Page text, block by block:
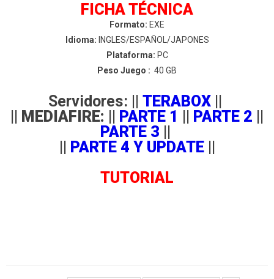
FICHA TÉCNICA
Formato: EXE
Idioma: INGLES/ESPAÑOL/JAPONES
Plataforma: PC
Peso Juego : 40 GB
Servidores: || TERABOX
|| MEDIAFIRE: ||
PARTE 1 PARTE 2
PARTE 3
PARTE 4 Y UPDATE||
TUTORIAL